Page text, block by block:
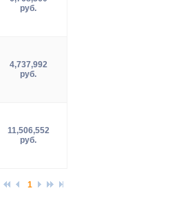
руб.
4,737,992
руб.
11,506,552
руб.
1